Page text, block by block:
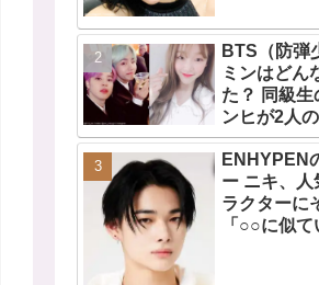
BTS（防弾
ミンはどん
た？ 同級
ンヒが2人
ENHYPEN
ー ニキ、人
ラクターに
「○○に似